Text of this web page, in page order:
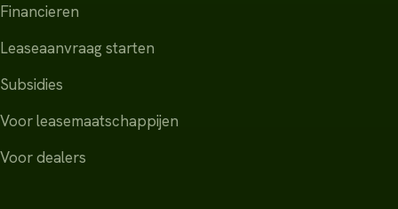
Financieren
Leaseaanvraag starten
Subsidies
Voor leasemaatschappijen
Voor dealers